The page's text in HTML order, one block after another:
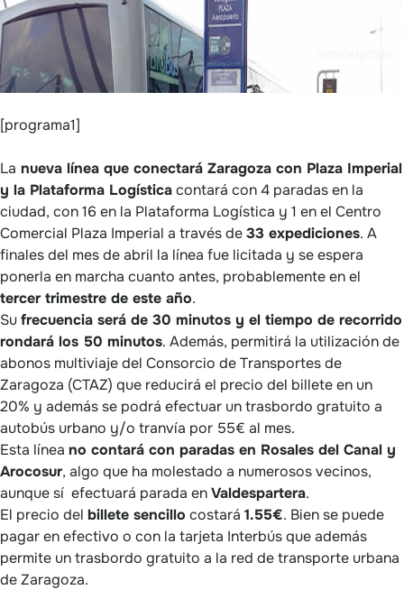
[programa1]
La nueva línea que conectará Zaragoza con Plaza Imperial
y la Plataforma Logísticacontará con 4 paradas en la
ciudad, con 16 en la Plataforma Logística y 1 en el Centro
Comercial Plaza Imperial a través de33 expediciones. A
finales del mes de abril la línea fue licitada y se espera
ponerla en marcha cuanto antes, probablemente en el
tercer trimestre de este año.
Sufrecuencia será de 30 minutos y el tiempo de recorrido
rondará los 50 minutos. Además, permitirá la utilización de
abonos multiviaje del Consorcio de Transportes de
Zaragoza (CTAZ) que reducirá el precio del billete en un
20% y además se podrá efectuar un trasbordo gratuito a
autobús urbano y/o tranvía por 55€ al mes.
Esta línea no contará con paradas en Rosales del Canal y
Arocosur, algo que ha molestado a numerosos vecinos,
aunque sí efectuará parada enValdespartera.
El precio del billete sencillo costará 1.55€. Bien se puede
pagar en efectivo o con la tarjeta Interbús que además
permite un trasbordo gratuito a la red de transporte urbana
de Zaragoza.